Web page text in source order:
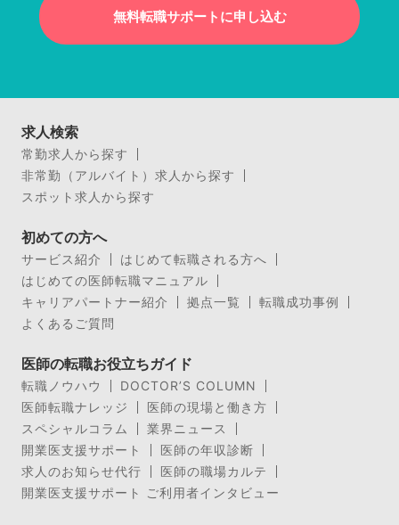
無料転職サポートに申し込む
求人検索
常勤求人から探す
非常勤（アルバイト）求人から探す
スポット求人から探す
初めての方へ
サービス紹介
はじめて転職される方へ
はじめての医師転職マニュアル
キャリアパートナー紹介
拠点一覧
転職成功事例
よくあるご質問
医師の転職お役立ちガイド
転職ノウハウ
DOCTOR’S COLUMN
医師転職ナレッジ
医師の現場と働き方
スペシャルコラム
業界ニュース
開業医支援サポート
医師の年収診断
求人のお知らせ代行
医師の職場カルテ
開業医支援サポート ご利用者インタビュー